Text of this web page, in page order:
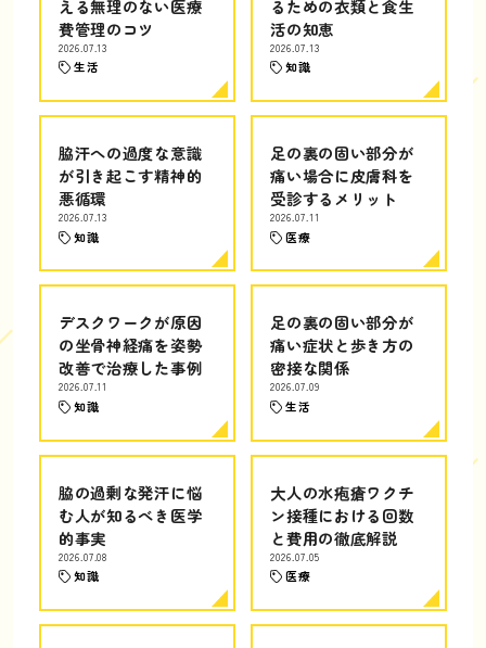
える無理のない医療
費管理のコツ
2026.07.13
生活
るための衣類と食生
活の知恵
2026.07.13
知識
脇汗への過度な意識
が引き起こす精神的
悪循環
2026.07.13
知識
足の裏の固い部分が
痛い場合に皮膚科を
受診するメリット
2026.07.11
医療
デスクワークが原因
の坐骨神経痛を姿勢
改善で治療した事例
2026.07.11
知識
足の裏の固い部分が
痛い症状と歩き方の
密接な関係
2026.07.09
生活
脇の過剰な発汗に悩
む人が知るべき医学
的事実
2026.07.08
知識
大人の水疱瘡ワクチ
ン接種における回数
と費用の徹底解説
2026.07.05
医療